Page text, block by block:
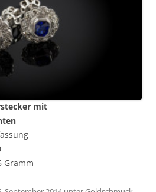
mit
Gramm